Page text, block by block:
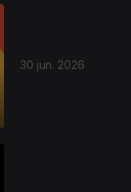
30 jun. 2026